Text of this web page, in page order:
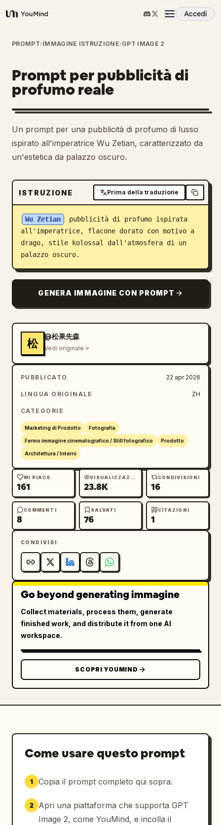
YouMind
Accedi
Panoramica
Casi d'uso
Abilità
Prompt
Scarica
Blog
Aggiornamenti
PROMPT›IMMAGINE ISTRUZIONE›GPT IMAGE 2
Prompt per pubblicità di
profumo reale
Un prompt per una pubblicità di profumo di lusso
ispirato all'imperatrice Wu Zetian, caratterizzato da
un'estetica da palazzo oscuro.
ISTRUZIONE Prima della traduzione
Wu Zetian
pubblicità di profumo ispirata
all'imperatrice, flacone dorato con motivo a
drago, stile kolossal dall'atmosfera di un
palazzo oscuro.
GENERA IMMAGINE CON PROMPT
松
@松果先森
Vedi originale
PUBBLICATO 22 apr 2026
LINGUA ORIGINALE ZH
CATEGORIE
Marketing di Prodotto Fotografia
Fermo immagine cinematografico / Still fotografico Prodotto
Architettura / Interni
MI PIACE
161
VISUALIZZAZIONI
23.8K
CONDIVISIONI
16
COMMENTI
8
SALVATI
76
CITAZIONI
1
CONDIVIDI
Go beyond generating immagine
Collect materials, process them, generate
finished work, and distribute it from one AI
workspace.
SCOPRI YOUMIND
Come usare questo prompt
1 Copia il prompt completo qui sopra.
2
Apri una piattaforma che supporta GPT
Image 2, come YouMind, e incolla il